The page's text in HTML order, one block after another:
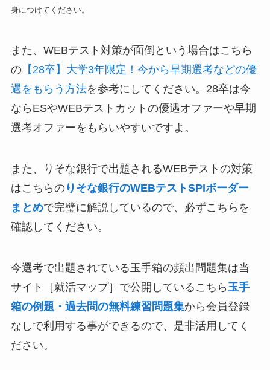
身につけてください。
また、WEBテスト対策が面倒という場合はこちら
の【28卒】大学3年限定！今から早期選考などの優
遇をもらう方法を参考にしてください。28卒は今
ならESやWEBテストカットの優遇オファーや早期
選考オファーをもらいやすいですよ。
また、りそな銀行で出題されるWEBテストの対策
はこちらのりそな銀行のWEBテストSPIボーダー
まとめで完璧に解説しているので、必ずこちらを
確認してください。
今選考で出題されている玉手箱の頻出問題集は当
サイト［就活マップ］で公開しているこちら 玉手
箱の例題・過去問の無料練習問題集から会員登録
なしで利用する事ができるので、是非活用してく
ださい。